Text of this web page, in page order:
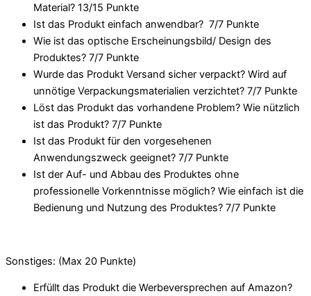
Material? 13/15 Punkte
Ist das Produkt einfach anwendbar? 7/7 Punkte
Wie ist das optische Erscheinungsbild/ Design des
Produktes? 7/7 Punkte
Wurde das Produkt Versand sicher verpackt? Wird auf
unnötige Verpackungsmaterialien verzichtet? 7/7 Punkte
Löst das Produkt das vorhandene Problem? Wie nützlich
ist das Produkt? 7/7 Punkte
Ist das Produkt für den vorgesehenen
Anwendungszweck geeignet? 7/7 Punkte
Ist der Auf- und Abbau des Produktes ohne
professionelle Vorkenntnisse möglich? Wie einfach ist die
Bedienung und Nutzung des Produktes? 7/7 Punkte
Sonstiges: (Max 20 Punkte)
Erfüllt das Produkt die Werbeversprechen auf Amazon?